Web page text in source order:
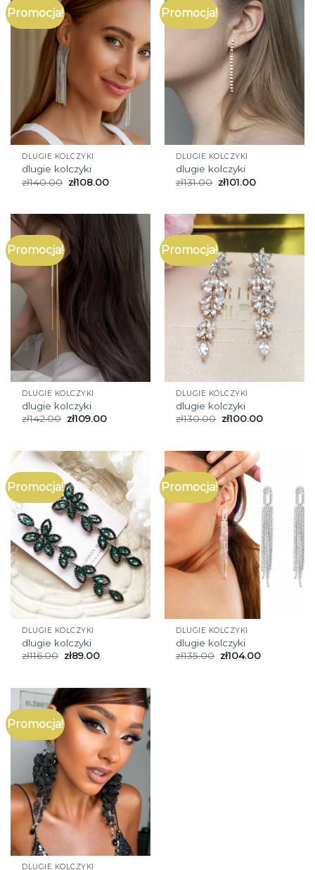
Promocja!
DLUGIE KOLCZYKI
dlugie kolczyki
zł140.00 zł108.00
Promocja!
DLUGIE KOLCZYKI
dlugie kolczyki
zł131.00 zł101.00
Promocja!
DLUGIE KOLCZYKI
dlugie kolczyki
zł142.00 zł109.00
Promocja!
DLUGIE KOLCZYKI
dlugie kolczyki
zł130.00 zł100.00
Promocja!
DLUGIE KOLCZYKI
dlugie kolczyki
zł116.00 zł89.00
Promocja!
DLUGIE KOLCZYKI
dlugie kolczyki
zł135.00 zł104.00
Promocja!
DLUGIE KOLCZYKI